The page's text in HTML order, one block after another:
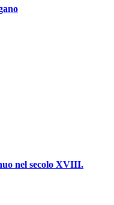
nel secolo XVIII.